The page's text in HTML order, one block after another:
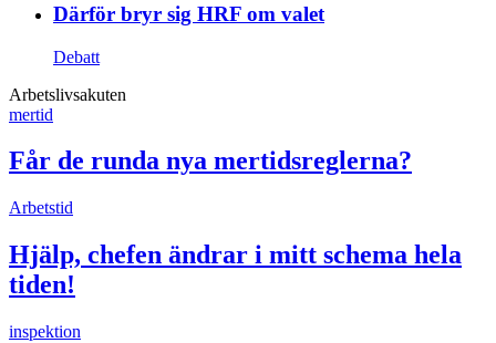
Därför bryr sig HRF om valet
Debatt
Arbetslivsakuten
mertid
Får de runda nya mertidsreglerna?
Arbetstid
Hjälp, chefen ändrar i mitt schema hela
tiden!
inspektion